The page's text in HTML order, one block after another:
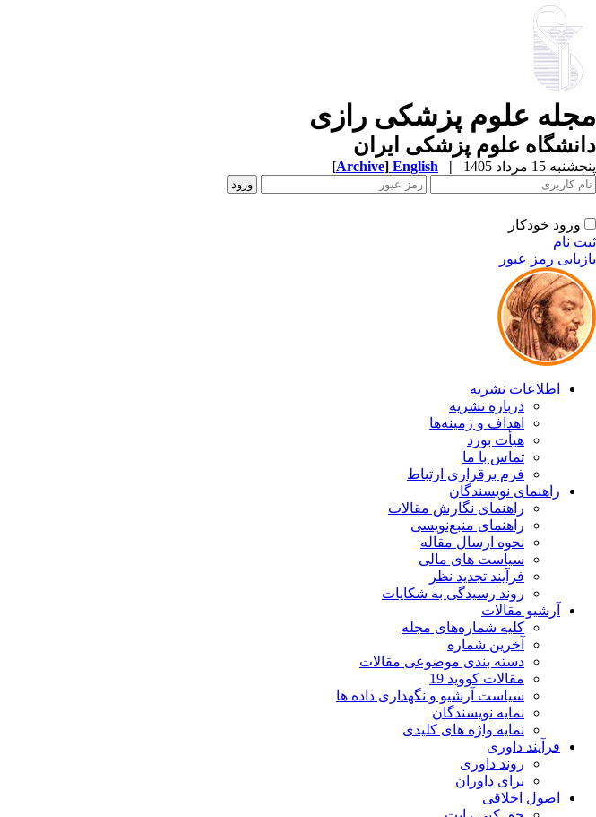
مجله علوم پزشکی رازی
دانشگاه علوم پزشکی ایران
پنجشنبه 15 مرداد 1405 |
English
[Archive]
ورود خودکار
ثبت نام
بازیابی رمز عبور
اطلاعات نشریه
درباره نشریه
اهداف و زمینه‌ها
هیأت بورد
تماس با ما
فرم برقراری ارتباط
راهنمای نویسندگان
راهنمای نگارش مقالات
راهنمای منبع‌نویسی
نحوه ارسال مقاله
سیاست های مالی
فرآیند تجدید نظر
روند رسیدگی به شکایات
آرشیو مقالات
کلیه شماره‌های مجله
آخرین شماره
دسته بندی موضوعی مقالات
مقالات کووید 19
سیاست آرشیو و نگهداری داده ها
نمایه نویسندگان
نمایه واژه های کلیدی
فرآیند داوری
روند داوری
برای داوران
اصول اخلاقی